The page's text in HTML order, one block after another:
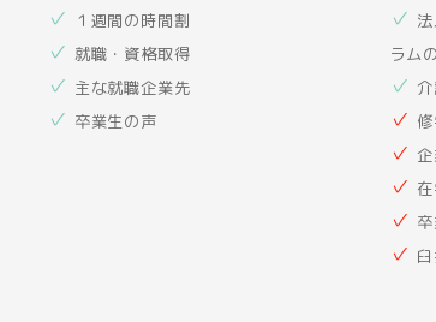
１週間の時間割
就職・資格取得
主な就職企業先
卒業生の声
ラム